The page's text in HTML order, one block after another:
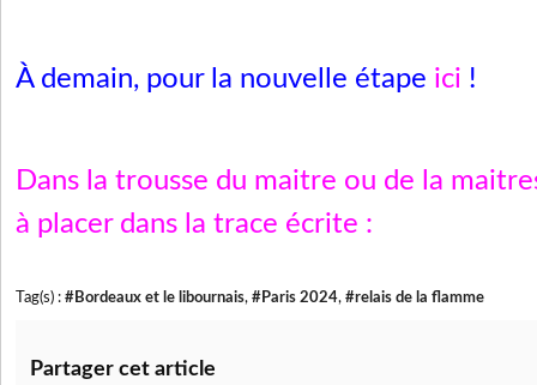
À demain, pour la nouvelle étape ici !
Dans la trousse du maitre ou de la
à placer dans la trace écrite :
Tag(s) : #Bordeaux et le libournais, #Paris 2024, #relais de la flamme
Partager cet article